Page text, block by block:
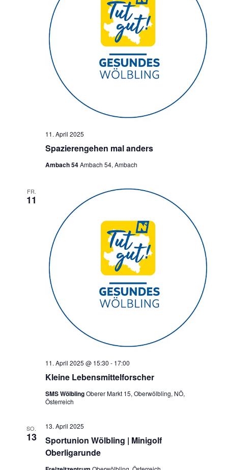
Spazierengehen mal anders
11. April 2025
Ambach 54Ambach 54, Ambach
FR.
11
Kleine Lebensmittelforscher
11. April 2025 @ 15:30 - 17:00
SMS WölblingOberer Markt 15, Oberwölbling, NÖ,
Österreich
SO.
13
Sportunion Wölbling | Minigolf
Oberligarunde
13. April 2025